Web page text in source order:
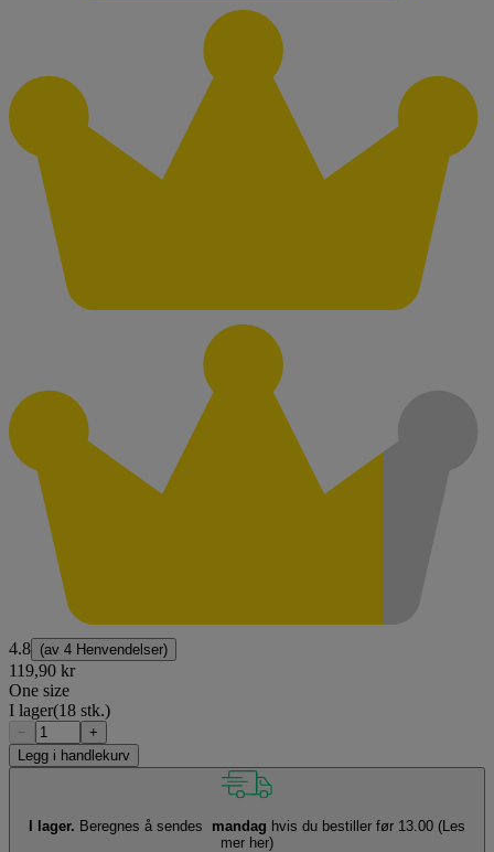
4.8 (av 4 Henvendelser)
119,90 kr
One size
I lager(18 stk.)
−
+
Legg i handlekurv
I lager. Beregnes å sendes mandag hvis du bestiller før 13.00 (Les
mer her)